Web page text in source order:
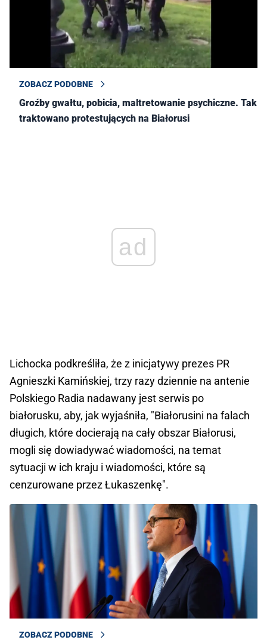
ZOBACZ PODOBNE
Groźby gwałtu, pobicia, maltretowanie psychiczne. Tak
traktowano protestujących na Białorusi
ad
Lichocka podkreśliła, że z inicjatywy prezes PR
Agnieszki Kamińskiej, trzy razy dziennie na antenie
Polskiego Radia nadawany jest serwis po
białorusku, aby, jak wyjaśniła, "Białorusini na falach
długich, które docierają na cały obszar Białorusi,
mogli się dowiadywać wiadomości, na temat
sytuacji w ich kraju i wiadomości, które są
cenzurowane przez Łukaszenkę".
ZOBACZ PODOBNE